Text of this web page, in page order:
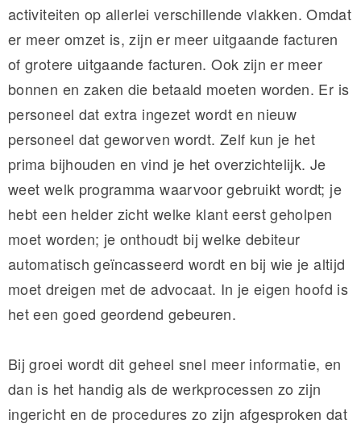
activiteiten op allerlei verschillende vlakken. Omdat
er meer omzet is, zijn er meer uitgaande facturen
of grotere uitgaande facturen. Ook zijn er meer
bonnen en zaken die betaald moeten worden. Er is
personeel dat extra ingezet wordt en nieuw
personeel dat geworven wordt. Zelf kun je het
prima bijhouden en vind je het overzichtelijk. Je
weet welk programma waarvoor gebruikt wordt; je
hebt een helder zicht welke klant eerst geholpen
moet worden; je onthoudt bij welke debiteur
automatisch geïncasseerd wordt en bij wie je altijd
moet dreigen met de advocaat. In je eigen hoofd is
het een goed geordend gebeuren.
Bij groei wordt dit geheel snel meer informatie, en
dan is het handig als de werkprocessen zo zijn
ingericht en de procedures zo zijn afgesproken dat